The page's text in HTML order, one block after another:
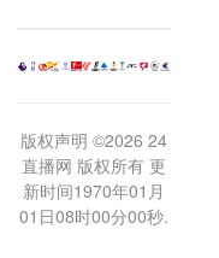
版权声明 ©2026 24
直播网 版权所有 更
新时间1970年01月
01日08时00分00秒.